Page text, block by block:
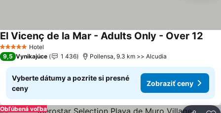
5 Počet hviezdičiek
Hotel
El Vicenç de la Mar - Adults Only - Over 12
9,5 Vynikajúce 1 436 Pollensa, 9.3 km >> Alcudia
Vyberte dátumy a pozrite si presné
ceny
Zobraziť ceny
Obľúbená voľba